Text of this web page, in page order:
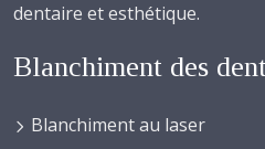
dentaire et esthétique.
Blanchiment des
Blanchiment au laser